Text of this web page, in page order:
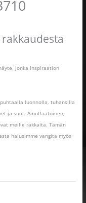
jonka inspiraation
luonnolla, tuhansilla
ja suot. Ainutlaatuinen,
meille rakkaita. Tämän
halusimme vangita myös